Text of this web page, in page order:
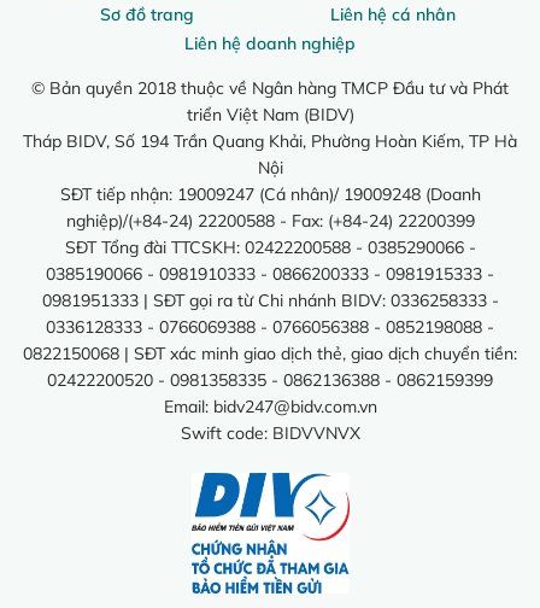
Sơ đồ trang
Liên hệ cá nhân
Liên hệ doanh nghiệp
© Bản quyền 2018 thuộc về Ngân hàng TMCP Đầu tư và Phát
triển Việt Nam (BIDV)
Tháp BIDV, Số 194 Trần Quang Khải, Phường Hoàn Kiếm, TP Hà
Nội
SĐT tiếp nhận: 19009247 (Cá nhân)/ 19009248 (Doanh
nghiệp)/(+84-24) 22200588 - Fax: (+84-24) 22200399
SĐT Tổng đài TTCSKH: 02422200588 - 0385290066 -
0385190066 - 0981910333 - 0866200333 - 0981915333 -
0981951333 | SĐT gọi ra từ Chi nhánh BIDV: 0336258333 -
0336128333 - 0766069388 - 0766056388 - 0852198088 -
0822150068 | SĐT xác minh giao dịch thẻ, giao dịch chuyển tiền:
02422200520 - 0981358335 - 0862136388 - 0862159399
Email: bidv247@bidv.com.vn
Swift code: BIDVVNVX